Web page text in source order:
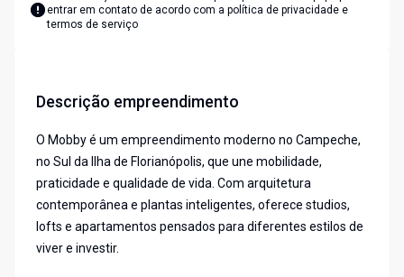
entrar em contato de acordo com a política de privacidade e
termos de serviço
Descrição empreendimento
O Mobby é um empreendimento moderno no Campeche,
no Sul da Ilha de Florianópolis, que une mobilidade,
praticidade e qualidade de vida. Com arquitetura
contemporânea e plantas inteligentes, oferece studios,
lofts e apartamentos pensados para diferentes estilos de
viver e investir.